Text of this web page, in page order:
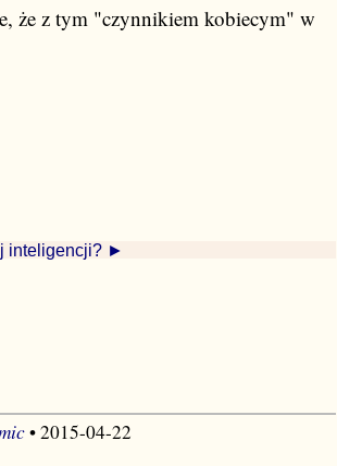
że z tym "czynnikiem kobiecym" w
inteligencji? ►
• 2015-04-22